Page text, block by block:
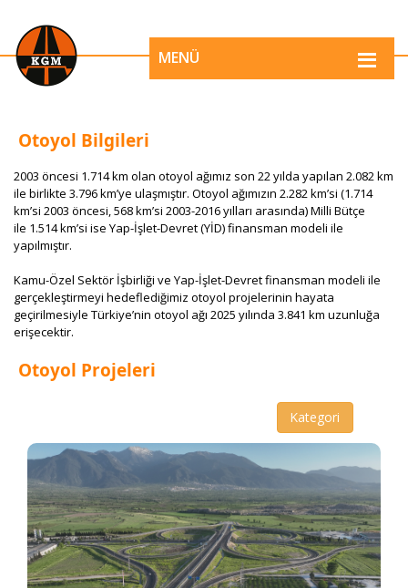
MENÜ
Otoyol Bilgileri
​2003 öncesi 1.714 km olan otoyol ağımız son 22 yılda yapılan 2.082 km
ile birlikte 3.796 km’ye ulaşmıştır. Otoyol ağımızın 2.282 km’si (1.714
km’si 2003 öncesi, 568 km’si 2003-2016 yılları arasında) Milli Bütçe
ile 1.514 km’si ise Yap-İşlet-Devret (YİD) finansman modeli ile
yapılmıştır.
Kamu-Özel Sektör İşbirliği ve Yap-İşlet-Devret finansman modeli ile
gerçekleştirmeyi hedeflediğimiz otoyol projelerinin hayata
geçirilmesiyle Türkiye’nin otoyol ağı 2025 yılında 3.841​ km uzunluğa
erişecektir. ​
Otoyol Projeleri
Kategori